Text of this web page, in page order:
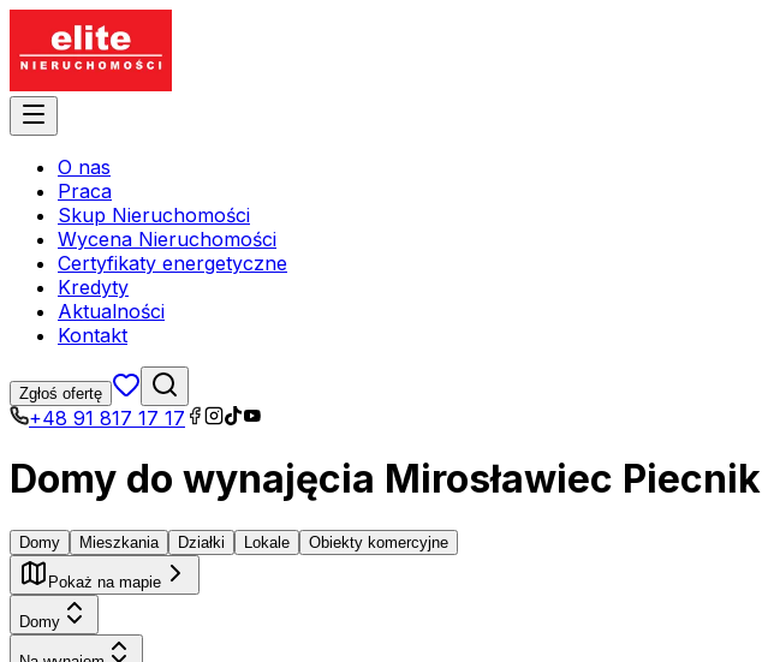
O nas
Praca
Skup Nieruchomości
Wycena Nieruchomości
Certyfikaty energetyczne
Kredyty
Aktualności
Kontakt
Zgłoś ofertę
+48 91 817 17 17
Domy do wynajęcia Mirosławiec Piecnik
Domy Mieszkania Działki Lokale Obiekty komercyjne
Pokaż na mapie
Domy